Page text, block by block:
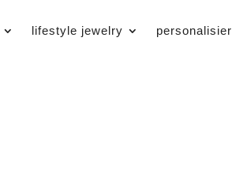
lifestyle jewelry